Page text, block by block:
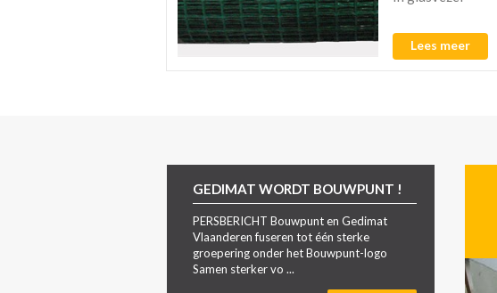
Lees meer
GEDIMAT WORDT BOUWPUNT !
PERSBERICHT Bouwpunt en Gedimat
Vlaanderen fuseren tot één sterke
groepering onder het Bouwpunt-logo
Samen sterker vo ...